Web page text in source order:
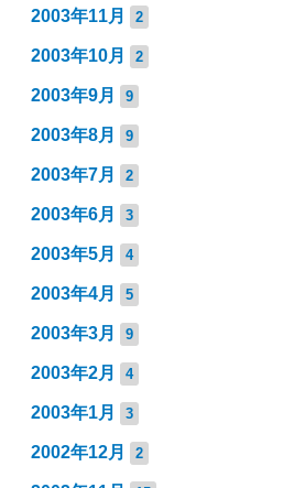
2003年11月 2
2003年10月 2
2003年9月 9
2003年8月 9
2003年7月 2
2003年6月 3
2003年5月 4
2003年4月 5
2003年3月 9
2003年2月 4
2003年1月 3
2002年12月 2